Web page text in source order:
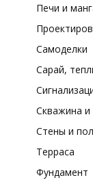
Печи и
Самоделки
Сарай,
Скважина и
Стены и пол
Терраса
Фундамент